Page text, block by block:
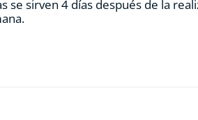
se sirven 4 días después de la